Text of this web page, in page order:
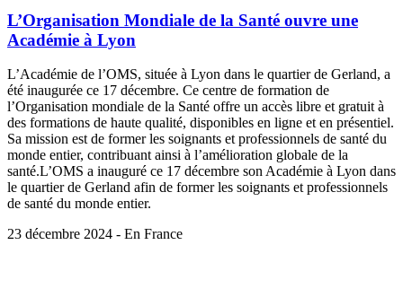
L’Organisation Mondiale de la Santé ouvre une
Académie à Lyon
L’Académie de l’OMS, située à Lyon dans le quartier de Gerland, a
été inaugurée ce 17 décembre. Ce centre de formation de
l’Organisation mondiale de la Santé offre un accès libre et gratuit à
des formations de haute qualité, disponibles en ligne et en présentiel.
Sa mission est de former les soignants et professionnels de santé du
monde entier, contribuant ainsi à l’amélioration globale de la
santé.L’OMS a inauguré ce 17 décembre son Académie à Lyon dans
le quartier de Gerland afin de former les soignants et professionnels
de santé du monde entier.
23 décembre 2024 - En France